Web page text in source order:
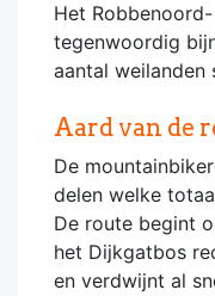
Het
tegenwoordig
aantal weilanden
Aard van de
De
delen welke
De route begint
het Dijkgatbos
en verdwijnt al